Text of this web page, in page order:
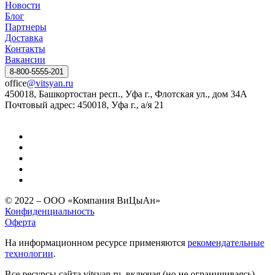
Новости
Блог
Партнеры
Доставка
Контакты
Вакансии
8-800-5555-201
office@vitsyan.ru
450018, Башкортостан респ., Уфа г., Флотская ул., дом 34А
Почтовый адрес: 450018, Уфа г., а/я 21
© 2022 – ООО «Компания ВиЦыАн»
Конфиденциальность
Оферта
На информационном ресурсе применяются рекомендательные
технологии.